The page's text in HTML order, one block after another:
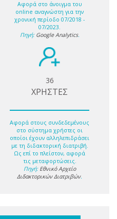
Αφορά στο άνοιγμα του
online αναγνώστη για την
χρονική περίοδο 07/2018 -
07/2023.
Πηγή: Google Analytics.
36
ΧΡΗΣΤΕΣ
Αφορά στους συνδεδεμένους
στο σύστημα χρήστες οι
οποίοι έχουν αλληλεπιδράσει
με τη διδακτορική διατριβή.
Ως επί το πλείστον, αφορά
τις μεταφορτώσεις.
Πηγή: Εθνικό Αρχείο
Διδακτορικών Διατριβών.